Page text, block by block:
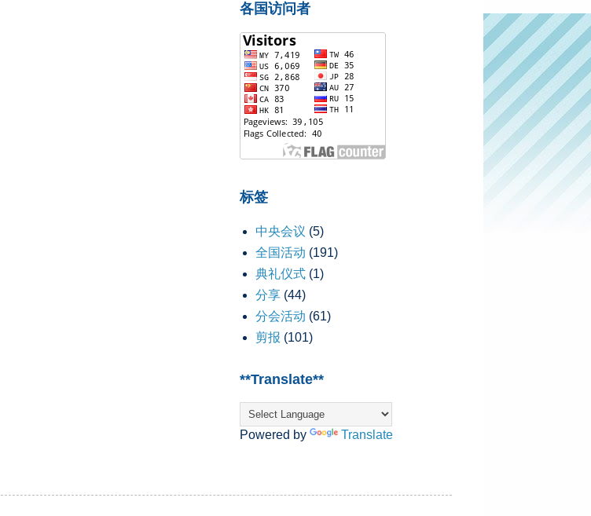
各国访问者
标签
中央会议 (5)
全国活动 (191)
典礼仪式 (1)
分享 (44)
分会活动 (61)
剪报 (101)
**Translate**
Powered by Translate